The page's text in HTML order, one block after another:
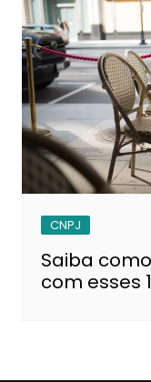
CNPJ
Saiba
com esses